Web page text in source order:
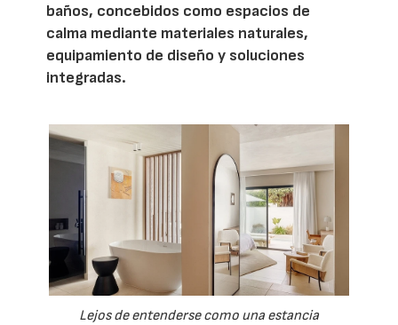
baños, concebidos como espacios de
calma mediante materiales naturales,
equipamiento de diseño y soluciones
integradas.
Lejos de entenderse como una estancia